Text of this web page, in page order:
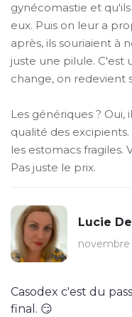
gynécomastie et
eux. Puis on leur a
après, ils souriaient à
juste une pilule. C'est
change, on redevient
Les génériques ?
qualité des
les estomacs fragiles.
Pas juste le prix.
Lucie
novembre
Casodex c'est du
final. 😏